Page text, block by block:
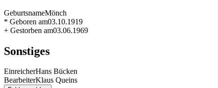
GeburtsnameMönch
* Geboren am03.10.1919
+ Gestorben am03.06.1969
Sonstiges
EinreicherHans Bücken
BearbeiterKlaus Queins